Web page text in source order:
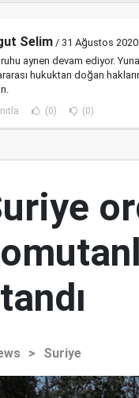
Selim / 31 Ağustos
ruhu aynen devam ediyor.
hukuktan doğan
(0) (0)
> Suriye